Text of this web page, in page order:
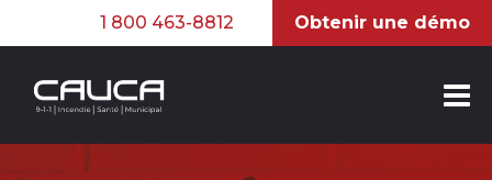
1 800 463-8812 Obtenir une démo